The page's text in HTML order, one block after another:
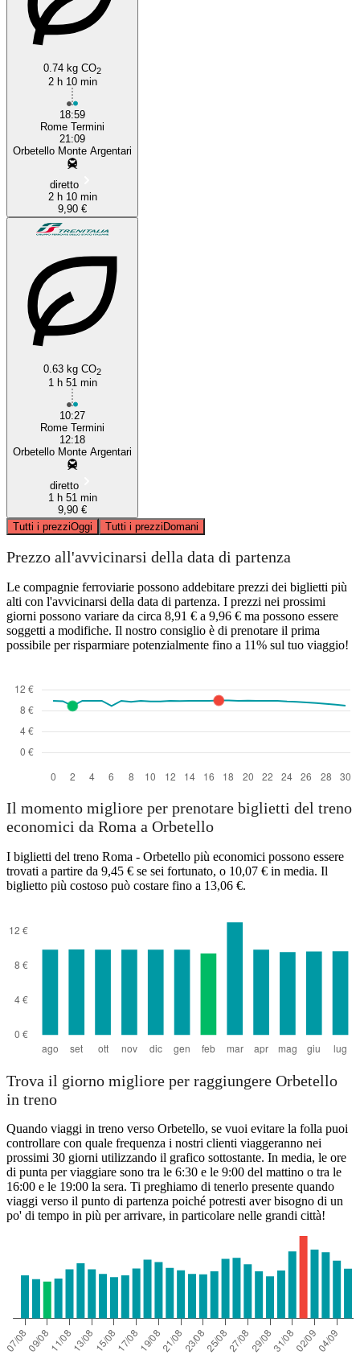
0.74 kg CO2
2 h 10 min
18:59
Rome Termini
21:09
Orbetello Monte Argentari
diretto
2 h 10 min
9,90 €
0.63 kg CO2
1 h 51 min
10:27
Rome Termini
12:18
Orbetello Monte Argentari
diretto
1 h 51 min
9,90 €
Tutti i prezziOggi Tutti i prezziDomani
Prezzo all'avvicinarsi della data di partenza
Le compagnie ferroviarie possono addebitare prezzi dei biglietti più
alti con l'avvicinarsi della data di partenza. I prezzi nei prossimi
giorni possono variare da circa 8,91 € a 9,96 € ma possono essere
soggetti a modifiche. Il nostro consiglio è di prenotare il prima
possibile per risparmiare potenzialmente fino a 11% sul tuo viaggio!
Il momento migliore per prenotare biglietti del treno
economici da Roma a Orbetello
I biglietti del treno Roma - Orbetello più economici possono essere
trovati a partire da 9,45 € se sei fortunato, o 10,07 € in media. Il
biglietto più costoso può costare fino a 13,06 €.
Trova il giorno migliore per raggiungere Orbetello
in treno
Quando viaggi in treno verso Orbetello, se vuoi evitare la folla puoi
controllare con quale frequenza i nostri clienti viaggeranno nei
prossimi 30 giorni utilizzando il grafico sottostante. In media, le ore
di punta per viaggiare sono tra le 6:30 e le 9:00 del mattino o tra le
16:00 e le 19:00 la sera. Ti preghiamo di tenerlo presente quando
viaggi verso il punto di partenza poiché potresti aver bisogno di un
po' di tempo in più per arrivare, in particolare nelle grandi città!